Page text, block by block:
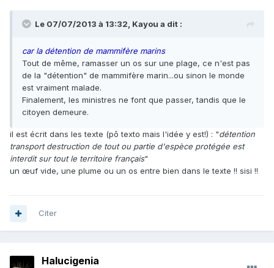
Le 07/07/2013 à 13:32, Kayou a dit :
car la détention de mammifère marins
Tout de même, ramasser un os sur une plage, ce n'est pas
de la "détention" de mammifère marin...ou sinon le monde
est vraiment malade.
Finalement, les ministres ne font que passer, tandis que le
citoyen demeure.
il est écrit dans les texte (pô texto mais l'idée y est!) : "détention
transport destruction de tout ou partie d'espèce protégée est
interdit sur tout le territoire français"
un œuf vide, une plume ou un os entre bien dans le texte !! sisi !!
Citer
Halucigenia